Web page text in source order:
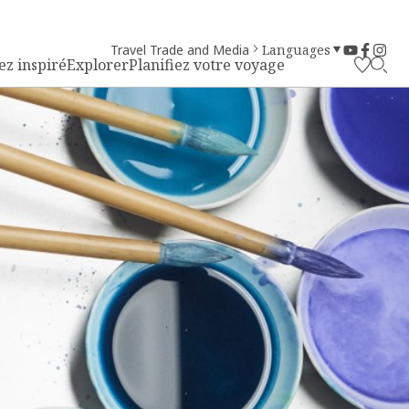
inspiréExplorerPlanifiez votre voyage
Travel Trade and Media Languages